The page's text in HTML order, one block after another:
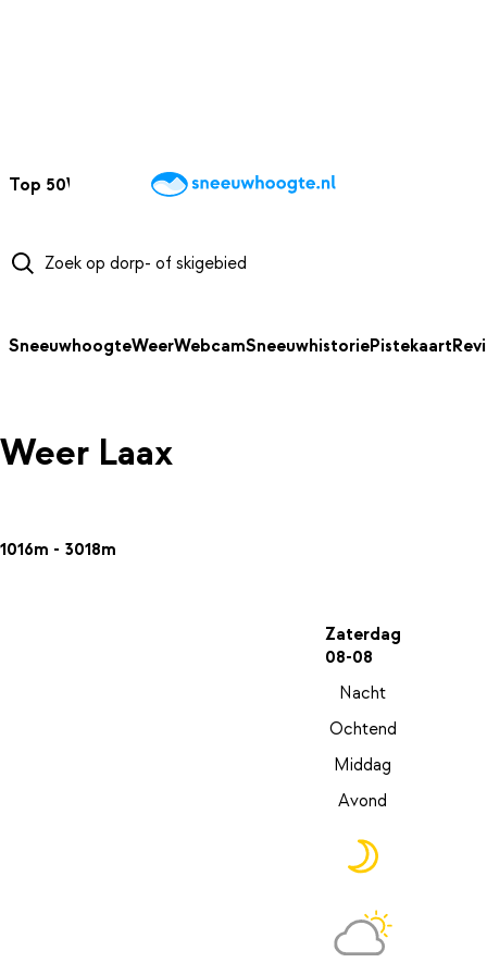
Top 50Webcams WintersportweerKaarten
SneeuwhoogteWeerWebcamSneeuwhistoriePistekaart
Weer Laax
1016m - 3018m
Zaterdag
08-08
Nacht
Ochtend
Middag
Avond